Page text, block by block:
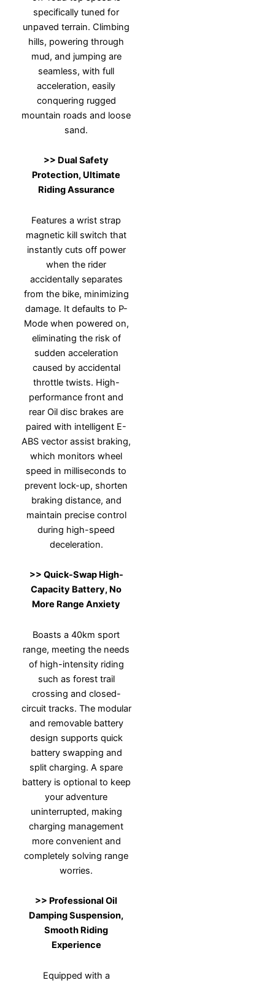
specifically tuned for
unpaved terrain. Climbing
hills, powering through
mud, and jumping are
seamless, with full
acceleration, easily
conquering rugged
mountain roads and loose
sand.
>> Dual Safety
Protection, Ultimate
Riding Assurance
Features a wrist strap
magnetic kill switch that
instantly cuts off power
when the rider
accidentally separates
from the bike, minimizing
damage. It defaults to P-
Mode when powered on,
eliminating the risk of
sudden acceleration
caused by accidental
throttle twists. High-
performance front and
rear Oil disc brakes are
paired with intelligent E-
ABS vector assist braking,
which monitors wheel
speed in milliseconds to
prevent lock-up, shorten
braking distance, and
maintain precise control
during high-speed
deceleration.
>> Quick-Swap High-
Capacity Battery, No
More Range Anxiety
Boasts a 40km sport
range, meeting the needs
of high-intensity riding
such as forest trail
crossing and closed-
circuit tracks. The modular
and removable battery
design supports quick
battery swapping and
split charging. A spare
battery is optional to keep
your adventure
uninterrupted, making
charging management
more convenient and
completely solving range
worries.
>> Professional Oil
Damping Suspension,
Smooth Riding
Experience
Equipped with a